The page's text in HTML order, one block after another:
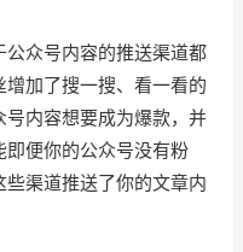
众号内容的推送渠道都
加了搜一搜、看一看的
内容想要成为爆款，并
便你的公众号没有粉
渠道推送了你的文章内